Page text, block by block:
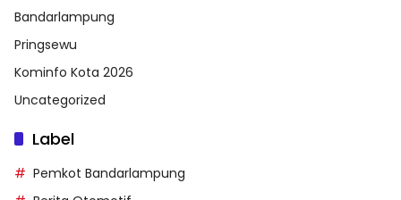
Bandarlampung
Pringsewu
Kominfo Kota 2026
Uncategorized
Label
Pemkot Bandarlampung